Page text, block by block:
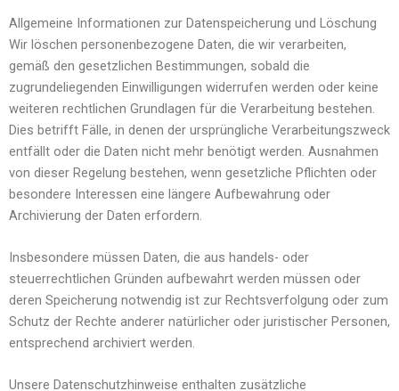
Allgemeine Informationen zur Datenspeicherung und Löschung
Wir löschen personenbezogene Daten, die wir verarbeiten,
gemäß den gesetzlichen Bestimmungen, sobald die
zugrundeliegenden Einwilligungen widerrufen werden oder keine
weiteren rechtlichen Grundlagen für die Verarbeitung bestehen.
Dies betrifft Fälle, in denen der ursprüngliche Verarbeitungszweck
entfällt oder die Daten nicht mehr benötigt werden. Ausnahmen
von dieser Regelung bestehen, wenn gesetzliche Pflichten oder
besondere Interessen eine längere Aufbewahrung oder
Archivierung der Daten erfordern.
Insbesondere müssen Daten, die aus handels- oder
steuerrechtlichen Gründen aufbewahrt werden müssen oder
deren Speicherung notwendig ist zur Rechtsverfolgung oder zum
Schutz der Rechte anderer natürlicher oder juristischer Personen,
entsprechend archiviert werden.
Unsere Datenschutzhinweise enthalten zusätzliche